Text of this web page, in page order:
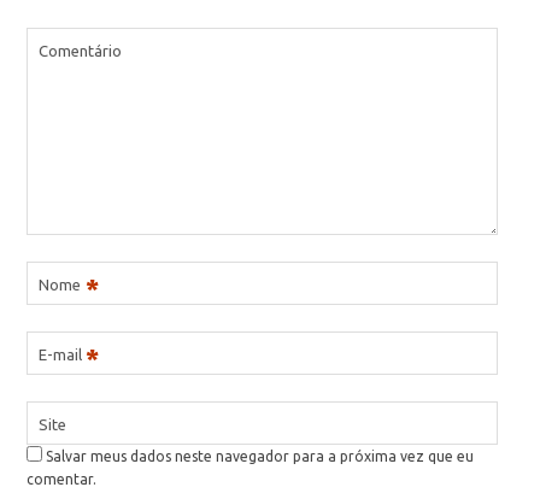
Comentário
Nome *
E-mail *
Site
Salvar meus dados neste navegador para a próxima vez que eu
comentar.